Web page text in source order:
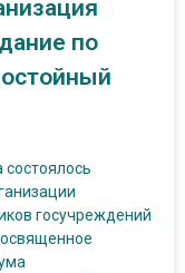
по
госучреждений